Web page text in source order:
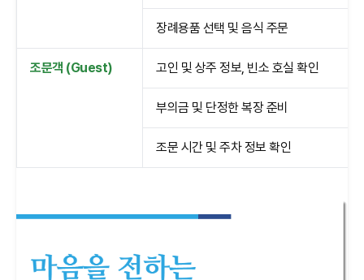
장례용품 선택 및 음식 주문
조문객 (Guest) 고인 및 상주 정보, 빈소 호실 확인
부의금 및 단정한 복장 준비
조문 시간 및 주차 정보 확인